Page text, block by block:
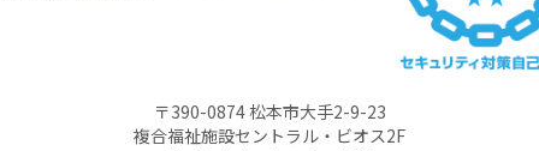
〒390-0874 松本市大手2-9-23
複合福祉施設セントラル・ビオス2F